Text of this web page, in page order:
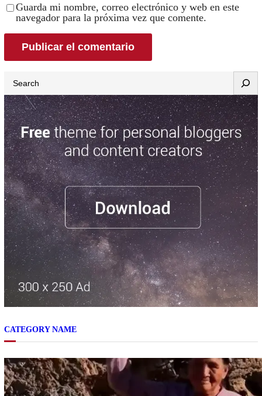
Guarda mi nombre, correo electrónico y web en este
navegador para la próxima vez que comente.
CATEGORY NAME